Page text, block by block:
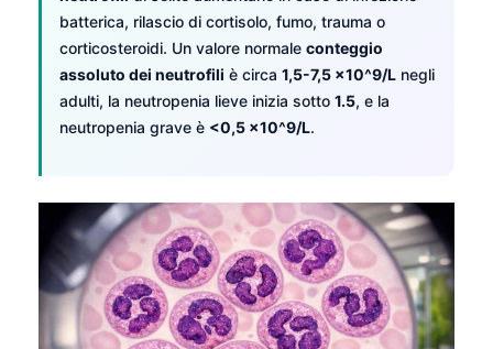
batterica, rilascio di cortisolo, fumo, trauma o
corticosteroidi. Un valore normale conteggio
assoluto dei neutrofili è circa 1,5-7,5 x10^9/L negli
adulti, la neutropenia lieve inizia sotto 1.5, e la
neutropenia grave è <0,5 x10^9/L.